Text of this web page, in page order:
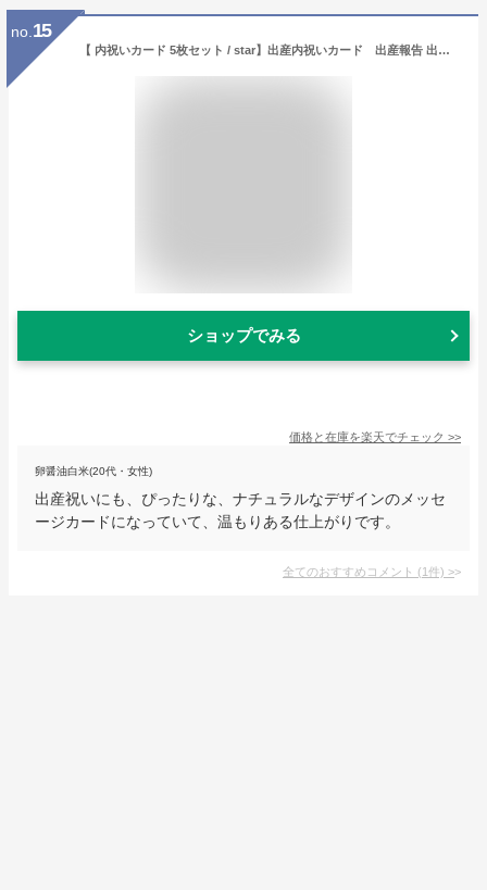
no. 15
【 内祝いカード 5枚セット / star】出産内祝いカード 出産報告 出産内祝い 写真入り 内祝い メッセージカード お礼カード ニューボーンフォト 出産祝い 星 月 命名紙 新生児 男の子 女の子 成長記録 シンプル おしゃれ 出産準備 ASTERISQUE
ショップでみる
価格と在庫を楽天でチェック >>
卵醤油白米(20代・女性)
出産祝いにも、ぴったりな、ナチュラルなデザインのメッセ
ージカードになっていて、温もりある仕上がりです。
全てのおすすめコメント (1件) >